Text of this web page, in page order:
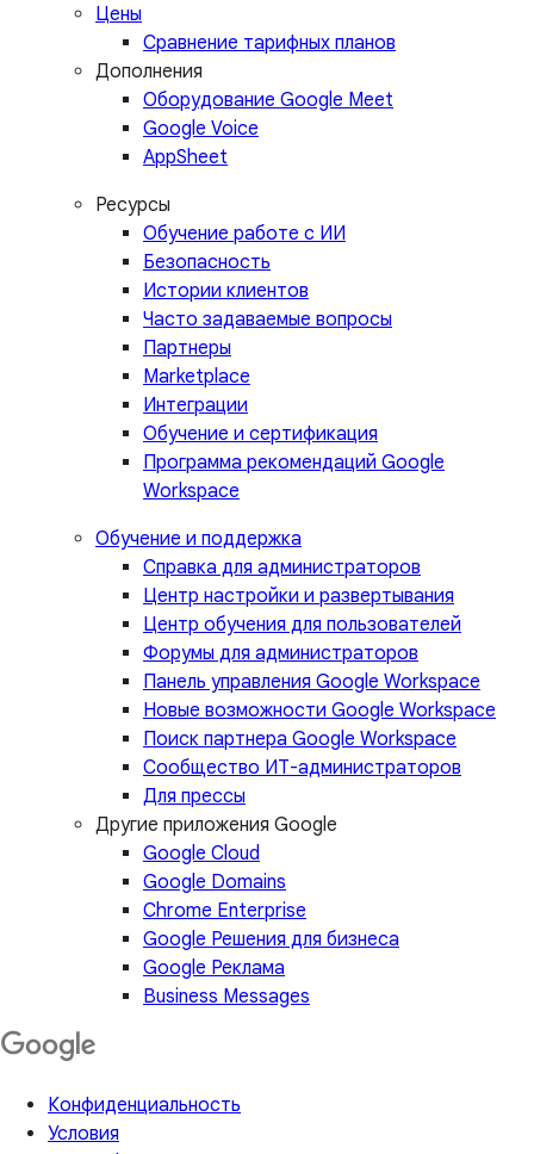
Цены
Сравнение тарифных планов
Дополнения
Оборудование Google Meet
Google Voice
AppSheet
Ресурсы
Обучение работе с ИИ
Безопасность
Истории клиентов
Часто задаваемые вопросы
Партнеры
Marketplace
Интеграции
Обучение и сертификация
Программа рекомендаций Google
Workspace
Обучение и поддержка
Справка для администраторов
Центр настройки и развертывания
Центр обучения для пользователей
Форумы для администраторов
Панель управления Google Workspace
Новые возможности Google Workspace
Поиск партнера Google Workspace
Сообщество ИТ-администраторов
Для прессы
Другие приложения Google
Google Cloud
Google Domains
Chrome Enterprise
Google Решения для бизнеса
Google Реклама
Business Messages
Конфиденциальность
Условия